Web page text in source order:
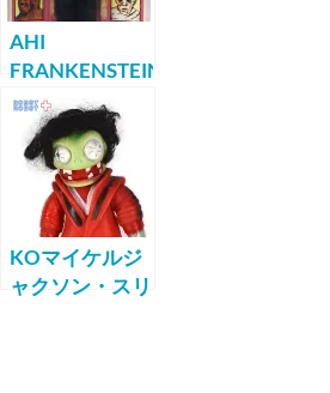
AHI
FRANKENSTEIN
MONSTER フラ
ンケンシュタイ
ン
KOマイケルジ
ャクソン・スリ